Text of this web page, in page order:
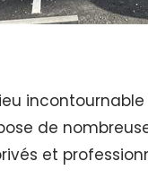
de
et